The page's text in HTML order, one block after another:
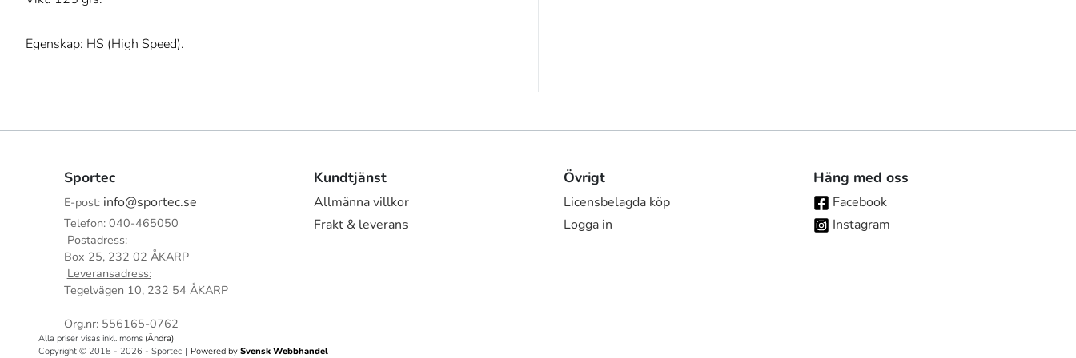
Egenskap: HS (High Speed).
Sportec
E-post: info@sportec.se
Telefon: 040-465050
Postadress:
Box 25, 232 02 ÅKARP
Leveransadress:
Tegelvägen 10, 232 54 ÅKARP
Org.nr: 556165-0762
Kundtjänst
Allmänna villkor
Frakt & leverans
Övrigt
Licensbelagda köp
Logga in
Häng med oss
Facebook
Instagram
Alla priser visas inkl. moms (Ändra)
Copyright © 2018 - 2026 - Sportec | Powered by Svensk Webbhandel